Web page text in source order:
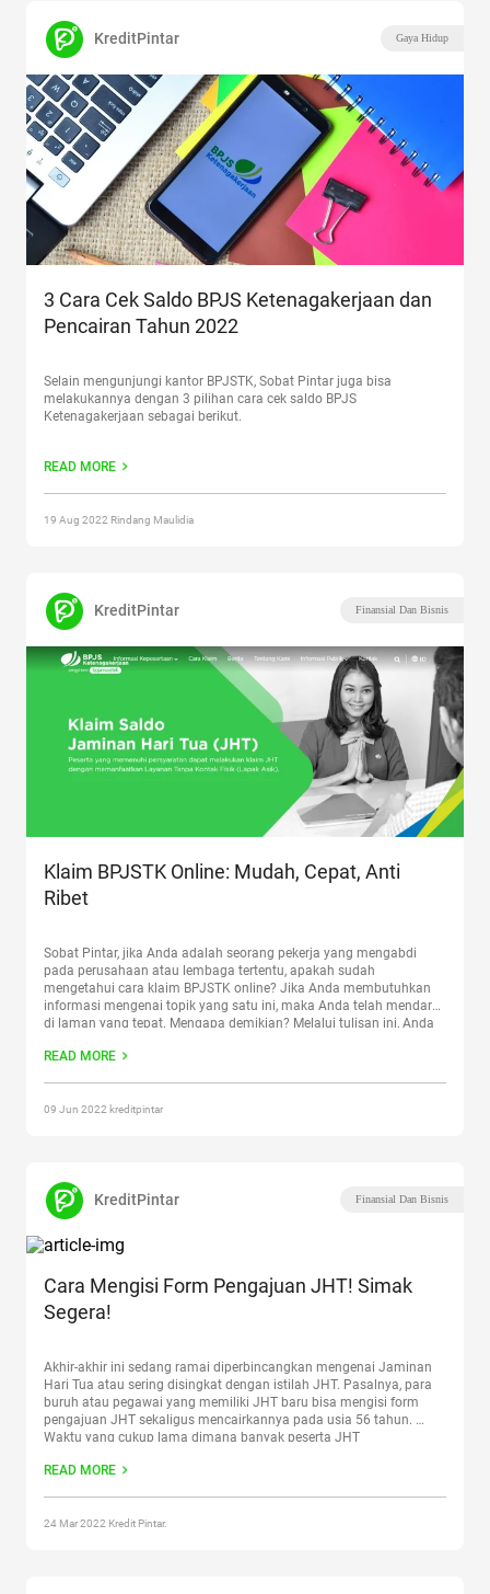
KreditPintar Gaya Hidup
3 Cara Cek Saldo BPJS Ketenagakerjaan dan
Pencairan Tahun 2022
Selain mengunjungi kantor BPJSTK, Sobat Pintar juga bisa
melakukannya dengan 3 pilihan cara cek saldo BPJS
Ketenagakerjaan sebagai berikut.
READ MORE
19 Aug 2022 Rindang Maulidia
KreditPintar Finansial Dan Bisnis
Klaim BPJSTK Online: Mudah, Cepat, Anti
Ribet
Sobat Pintar, jika Anda adalah seorang pekerja yang mengabdi
pada perusahaan atau lembaga tertentu, apakah sudah
mengetahui cara klaim BPJSTK online? Jika Anda membutuhkan
informasi mengenai topik yang satu ini, maka Anda telah mendarat
di laman yang tepat. Mengapa demikian? Melalui tulisan ini, Anda
sebatas pengertiannya saja,
READ MORE
09 Jun 2022 kreditpintar
KreditPintar Finansial Dan Bisnis
Cara Mengisi Form Pengajuan JHT! Simak
Segera!
Akhir-akhir ini sedang ramai diperbincangkan mengenai Jaminan
Hari Tua atau sering disingkat dengan istilah JHT. Pasalnya, para
buruh atau pegawai yang memiliki JHT baru bisa mengisi form
pengajuan JHT sekaligus mencairkannya pada usia 56 tahun.
Waktu yang cukup lama dimana banyak peserta JHT
sendiri sebenarnya diselenggarakan untuk
READ MORE
24 Mar 2022 Kredit Pintar.